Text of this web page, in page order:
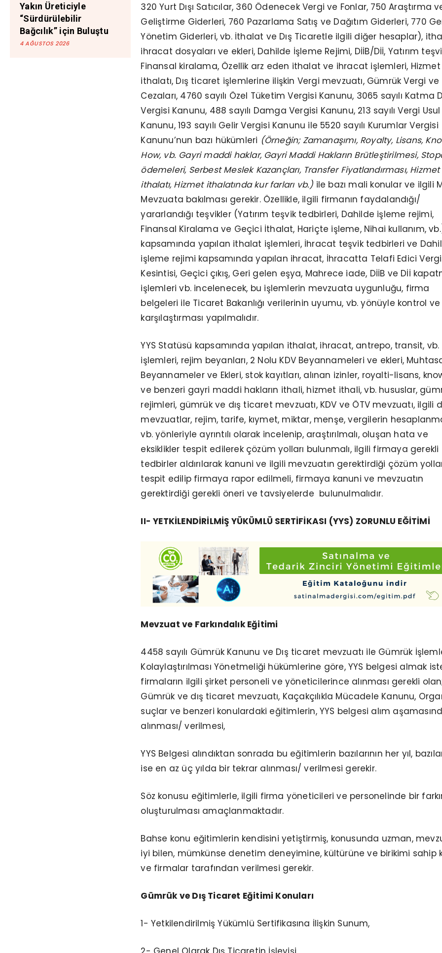
Yakın Üreticiyle
“Sürdürülebilir
Bağcılık” için Buluştu
4 AĞUSTOS 2026
320 Yurt Dışı Satıcılar, 360 Ödenecek Vergi ve Fonlar, 750 Araştırma
Geliştirme Giderleri, 760 Pazarlama Satış ve Dağıtım Giderleri, 770
Yönetim Giderleri, vb. İthalat ve Dış Ticaretle ilgili diğer hesaplar),
ihracat dosyaları ve ekleri, Dahilde İşleme Rejimi, DİİB/Dİİ, Yatırım
Finansal kiralama, Özellik arz eden ithalat ve ihracat işlemleri, Hizmet
ithalatı, Dış ticaret işlemlerine ilişkin Vergi mevzuatı, Gümrük Vergi ve
Cezaları, 4760 sayılı Özel Tüketim Vergisi Kanunu, 3065 sayılı Katma
Vergisi Kanunu, 488 sayılı Damga Vergisi Kanunu, 213 sayılı Vergi Usul
Kanunu, 193 sayılı Gelir Vergisi Kanunu ile 5520 sayılı Kurumlar Vergisi
Kanunu’nun bazı hükümleri (Örneğin; Zamanaşımı, Royalty, Lisans,
How, vb. Gayri maddi haklar, Gayri Maddi Hakların Brütleştirilmesi,
ödemeleri, Serbest Meslek Kazançları, Transfer Fiyatlandırması, Hizmet
ithalatı, Hizmet ithalatında kur farları vb.) ile bazı mali konular ve ilgili
Mevzuata bakılması gerekir. Özellikle, ilgili firmanın faydalandığı/
yararlandığı teşvikler (Yatırım teşvik tedbirleri, Dahilde işleme rejimi,
Finansal Kiralama ve Geçici İthalat, Hariçte işleme, Nihai kullanım,
kapsamında yapılan ithalat işlemleri, İhracat teşvik tedbirleri ve
işleme rejimi kapsamında yapılan ihracat, İhracatta Telafi Edici Vergi
Kesintisi, Geçici çıkış, Geri gelen eşya, Mahrece iade, DİİB ve Dİİ
işlemleri vb. incelenecek, bu işlemlerin mevzuata uygunluğu, firma
belgeleri ile Ticaret Bakanlığı verilerinin uyumu, vb. yönüyle kontrol ve
karşılaştırması yapılmalıdır.
YYS Statüsü kapsamında yapılan ithalat, ihracat, antrepo, transit, vb.
işlemleri, rejim beyanları, 2 Nolu KDV Beyannameleri ve ekleri,
Beyannameler ve Ekleri, stok kayıtları, alınan izinler, royalti-lisans,
ve benzeri gayri maddi hakların ithali, hizmet ithali, vb. hususlar,
rejimleri, gümrük ve dış ticaret mevzuatı, KDV ve ÖTV mevzuatı, ilgili
mevzuatlar, rejim, tarife, kıymet, miktar, menşe, vergilerin
vb. yönleriyle ayrıntılı olarak incelenip, araştırılmalı, oluşan hata ve
eksiklikler tespit edilerek çözüm yolları bulunmalı, ilgili firmaya gerekli
tedbirler aldırılarak kanuni ve ilgili mevzuatın gerektirdiği çözüm
tespit edilip firmaya rapor edilmeli, firmaya kanuni ve mevzuatın
gerektirdiği gerekli öneri ve tavsiyelerde bulunulmalıdır.
II- YETKİLENDİRİLMİŞ YÜKÜMLÜ SERTİFİKASI (YYS) ZORUNLU EĞİTİMİ
Mevzuat ve Farkındalık Eğitimi
4458 sayılı Gümrük Kanunu ve Dış ticaret mevzuatı ile Gümrük
Kolaylaştırılması Yönetmeliği hükümlerine göre, YYS belgesi almak
firmaların ilgili şirket personeli ve yöneticilerince alınması gerekli
Gümrük ve dış ticaret mevzuatı, Kaçakçılıkla Mücadele Kanunu,
suçlar ve benzeri konulardaki eğitimlerin, YYS belgesi alım
alınması/ verilmesi,
YYS Belgesi alındıktan sonrada bu eğitimlerin bazılarının her yıl,
ise en az üç yılda bir tekrar alınması/ verilmesi gerekir.
Söz konusu eğitimlerle, ilgili firma yöneticileri ve personelinde bir
oluşturulması amaçlanmaktadır.
Bahse konu eğitimlerin kendisini yetiştirmiş, konusunda uzman,
iyi bilen, mümkünse denetim deneyimine, kültürüne ve birikimi sahip
ve firmalar tarafından verilmesi gerekir.
Gümrük ve Dış Ticaret Eğitimi Konuları
1- Yetkilendirilmiş Yükümlü Sertifikasına İlişkin Sunum,